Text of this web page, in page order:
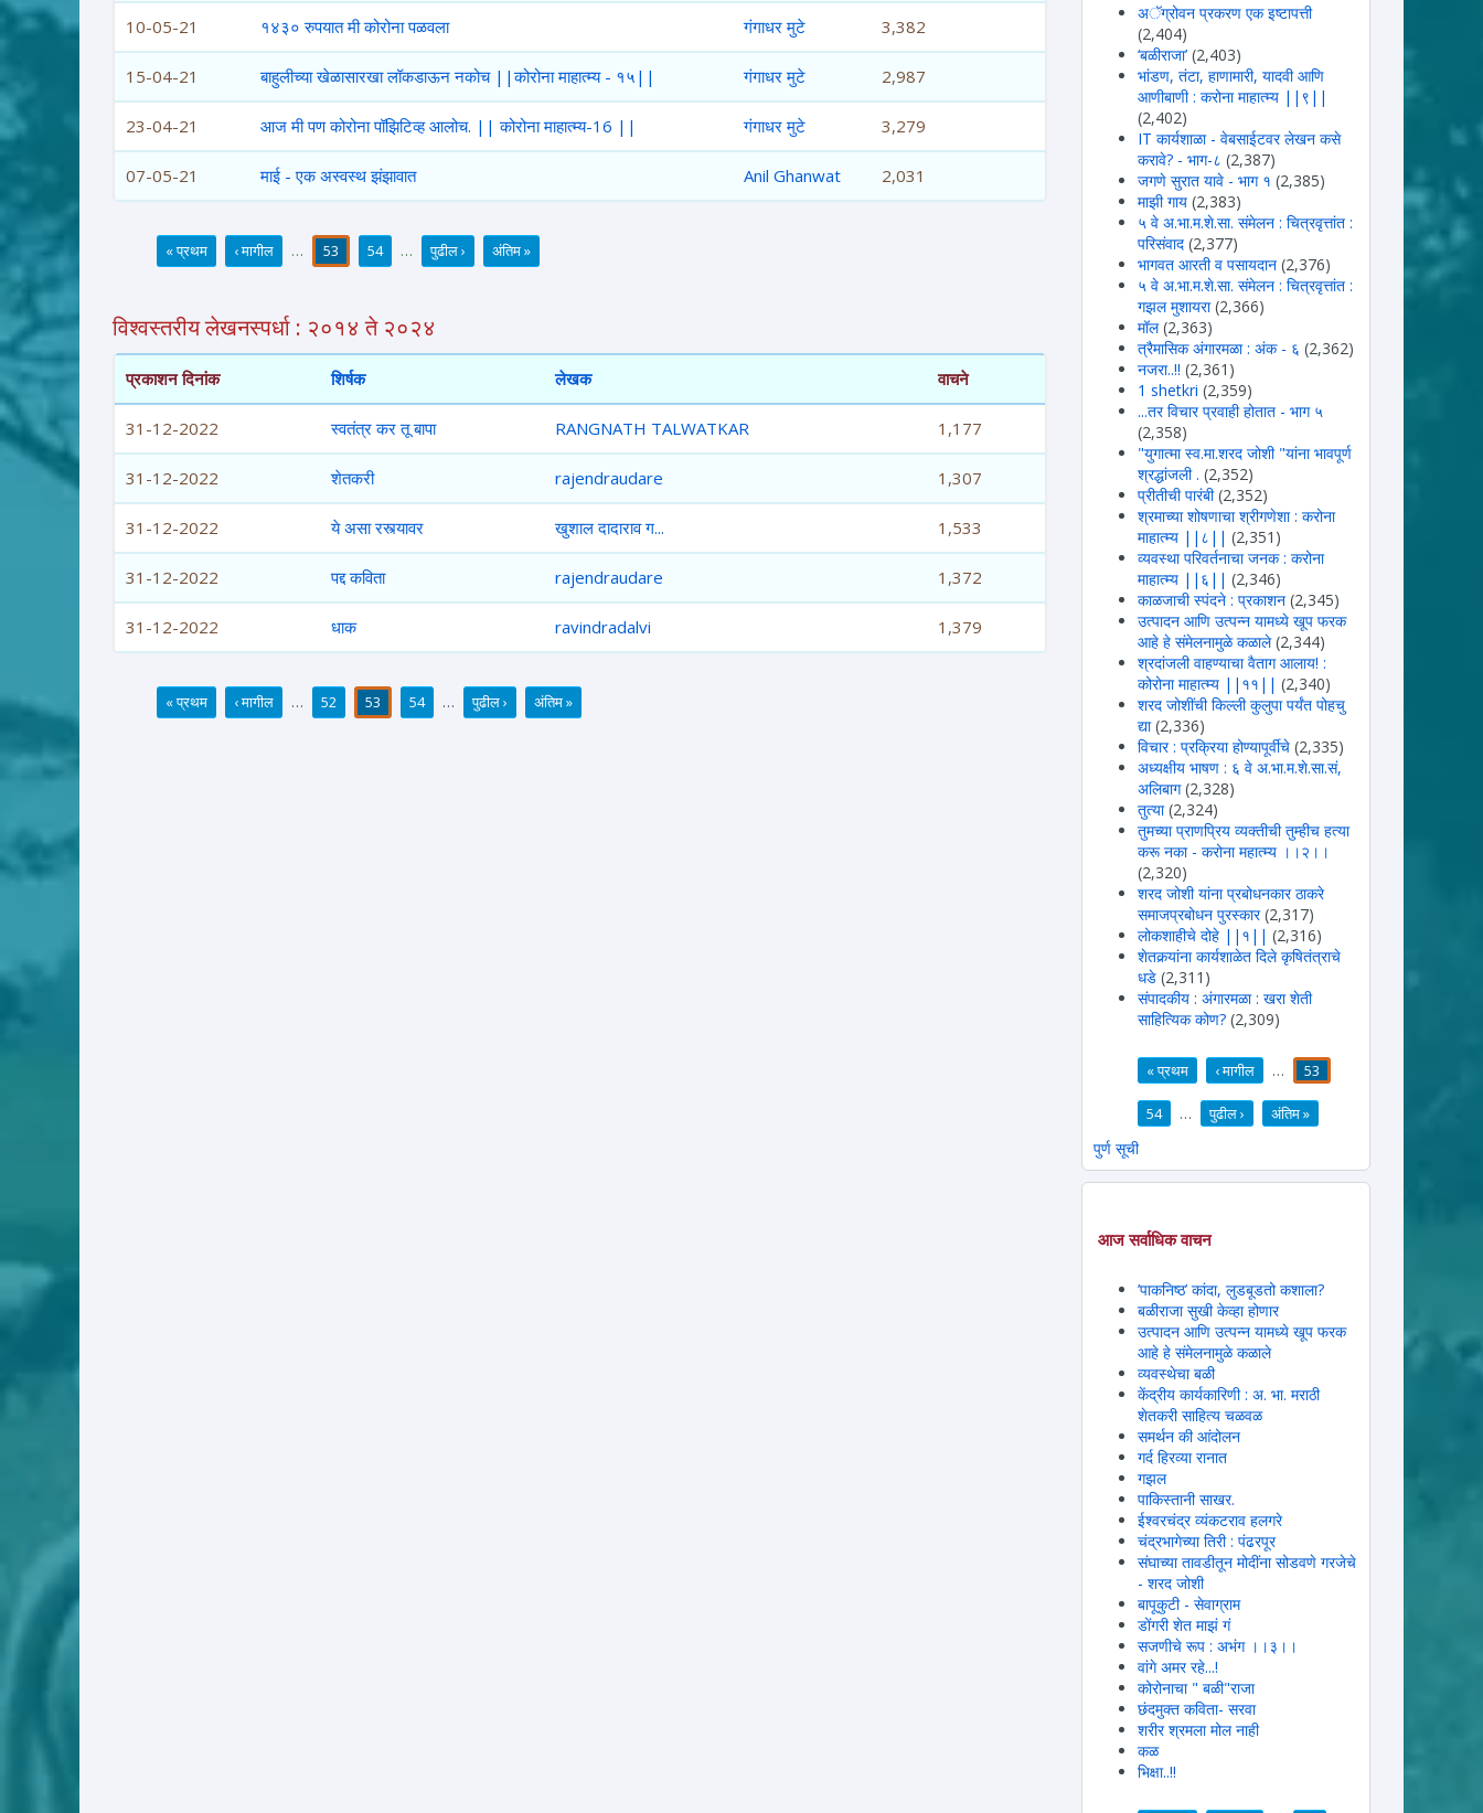
10-05-21 १४३० रुपयात मी कोरोना पळवला गंगाधर मुटे 3,382
15-04-21 बाहुलीच्या खेळासारखा लॉकडाऊन नकोच ||कोरोना माहात्म्य - १५|| गंगाधर मुटे 2,987
23-04-21 आज मी पण कोरोना पॉझिटिव्ह आलोच. || कोरोना माहात्म्य-16 || गंगाधर मुटे 3,279
07-05-21 माई - एक अस्वस्थ झंझावात Anil Ghanwat 2,031
« प्रथम ‹ मागील … 53 54 … पुढील › अंतिम »
विश्वस्तरीय लेखनस्पर्धा : २०१४ ते २०२४
प्रकाशन दिनांक शिर्षक लेखक वाचने
31-12-2022 स्वतंत्र कर तू बापा RANGNATH TALWATKAR 1,177
31-12-2022 शेतकरी rajendraudare 1,307
31-12-2022 ये असा रस्त्यावर खुशाल दादाराव ग... 1,533
31-12-2022 पद्द कविता rajendraudare 1,372
31-12-2022 धाक ravindradalvi 1,379
« प्रथम ‹ मागील … 52 53 54 … पुढील › अंतिम »
अॅग्रोवन प्रकरण एक इष्टापत्ती
(2,404)
‘बळीराजा’ (2,403)
भांडण, तंटा, हाणामारी, यादवी आणि
आणीबाणी : करोना माहात्म्य ||९||
(2,402)
IT कार्यशाळा - वेबसाईटवर लेखन कसे
करावे? - भाग-८ (2,387)
जगणे सुरात यावे - भाग १ (2,385)
माझी गाय (2,383)
५ वे अ.भा.म.शे.सा. संमेलन : चित्रवृत्तांत :
परिसंवाद (2,377)
भागवत आरती व पसायदान (2,376)
५ वे अ.भा.म.शे.सा. संमेलन : चित्रवृत्तांत :
गझल मुशायरा (2,366)
मॉल (2,363)
त्रैमासिक अंगारमळा : अंक - ६ (2,362)
नजरा..!! (2,361)
1 shetkri (2,359)
...तर विचार प्रवाही होतात - भाग ५
(2,358)
"युगात्मा स्व.मा.शरद जोशी "यांना भावपूर्ण
श्रद्धांजली . (2,352)
प्रीतीची पारंबी (2,352)
श्रमाच्या शोषणाचा श्रीगणेशा : करोना
माहात्म्य ||८|| (2,351)
व्यवस्था परिवर्तनाचा जनक : करोना
माहात्म्य ||६|| (2,346)
काळजाची स्पंदने : प्रकाशन (2,345)
उत्पादन आणि उत्पन्न यामध्ये खूप फरक
आहे हे संमेलनामुळे कळाले (2,344)
श्रदांजली वाहण्याचा वैताग आलाय! :
कोरोना माहात्म्य ||११|| (2,340)
शरद जोशींची किल्ली कुलुपा पर्यंत पोहचु
द्या (2,336)
विचार : प्रक्रिया होण्यापूर्वीचे (2,335)
अध्यक्षीय भाषण : ६ वे अ.भा.म.शे.सा.सं,
अलिबाग (2,328)
तुत्या (2,324)
तुमच्या प्राणप्रिय व्यक्तीची तुम्हीच हत्या
करू नका - करोना महात्म्य ।।२।।
(2,320)
शरद जोशी यांना प्रबोधनकार ठाकरे
समाजप्रबोधन पुरस्कार (2,317)
लोकशाहीचे दोहे ||१|| (2,316)
शेतकर्‍यांना कार्यशाळेत दिले कृषितंत्राचे
धडे (2,311)
संपादकीय : अंगारमळा : खरा शेती
साहित्यिक कोण? (2,309)
« प्रथम ‹ मागील … 53
54 … पुढील › अंतिम »
पुर्ण सूची
आज सर्वाधिक वाचन
’पाकनिष्ठ’ कांदा, लुडबूडतो कशाला?
बळीराजा सुखी केव्हा होणार
उत्पादन आणि उत्पन्न यामध्ये खूप फरक
आहे हे संमेलनामुळे कळाले
व्यवस्थेचा बळी
केंद्रीय कार्यकारिणी : अ. भा. मराठी
शेतकरी साहित्य चळवळ
समर्थन की आंदोलन
गर्द हिरव्या रानात
गझल
पाकिस्तानी साखर.
ईश्वरचंद्र व्यंकटराव हलगरे
चंद्रभागेच्या तिरी : पंढरपूर
संघाच्या तावडीतून मोदींना सोडवणे गरजेचे
- शरद जोशी
बापूकुटी - सेवाग्राम
डोंगरी शेत माझं गं
सजणीचे रूप : अभंग ।।३।।
वांगे अमर रहे...!
कोरोनाचा " बळी"राजा
छंदमुक्त कविता- सरवा
शरीर श्रमला मोल नाही
कळ
भिक्षा..!!